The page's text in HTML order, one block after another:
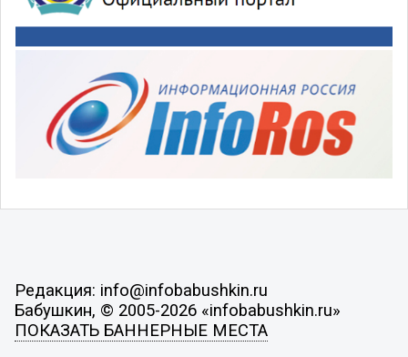
Редакция: info@infobabushkin.ru
Бабушкин, © 2005-2026 «infobabushkin.ru»
ПОКАЗАТЬ БАННЕРНЫЕ МЕСТА